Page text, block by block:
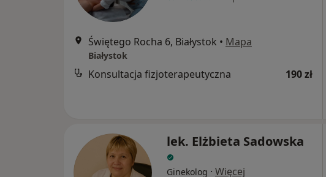
Świętego Rocha 6, Białystok • Mapa
Białystok
Konsultacja fizjoterapeutyczna 190 zł
lek. Elżbieta Sadowska
Ginekolog · Więcej